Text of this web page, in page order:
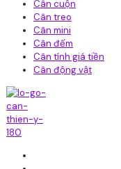
Cân cuộn
Cân treo
Cân mini
Cân đếm
Cân tính giá tiền
Cân động vật